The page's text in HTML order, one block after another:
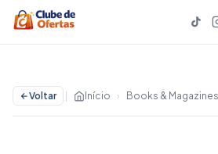
Voltar Início › Books & Magazines